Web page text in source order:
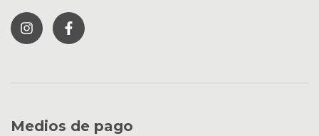
Medios de pago